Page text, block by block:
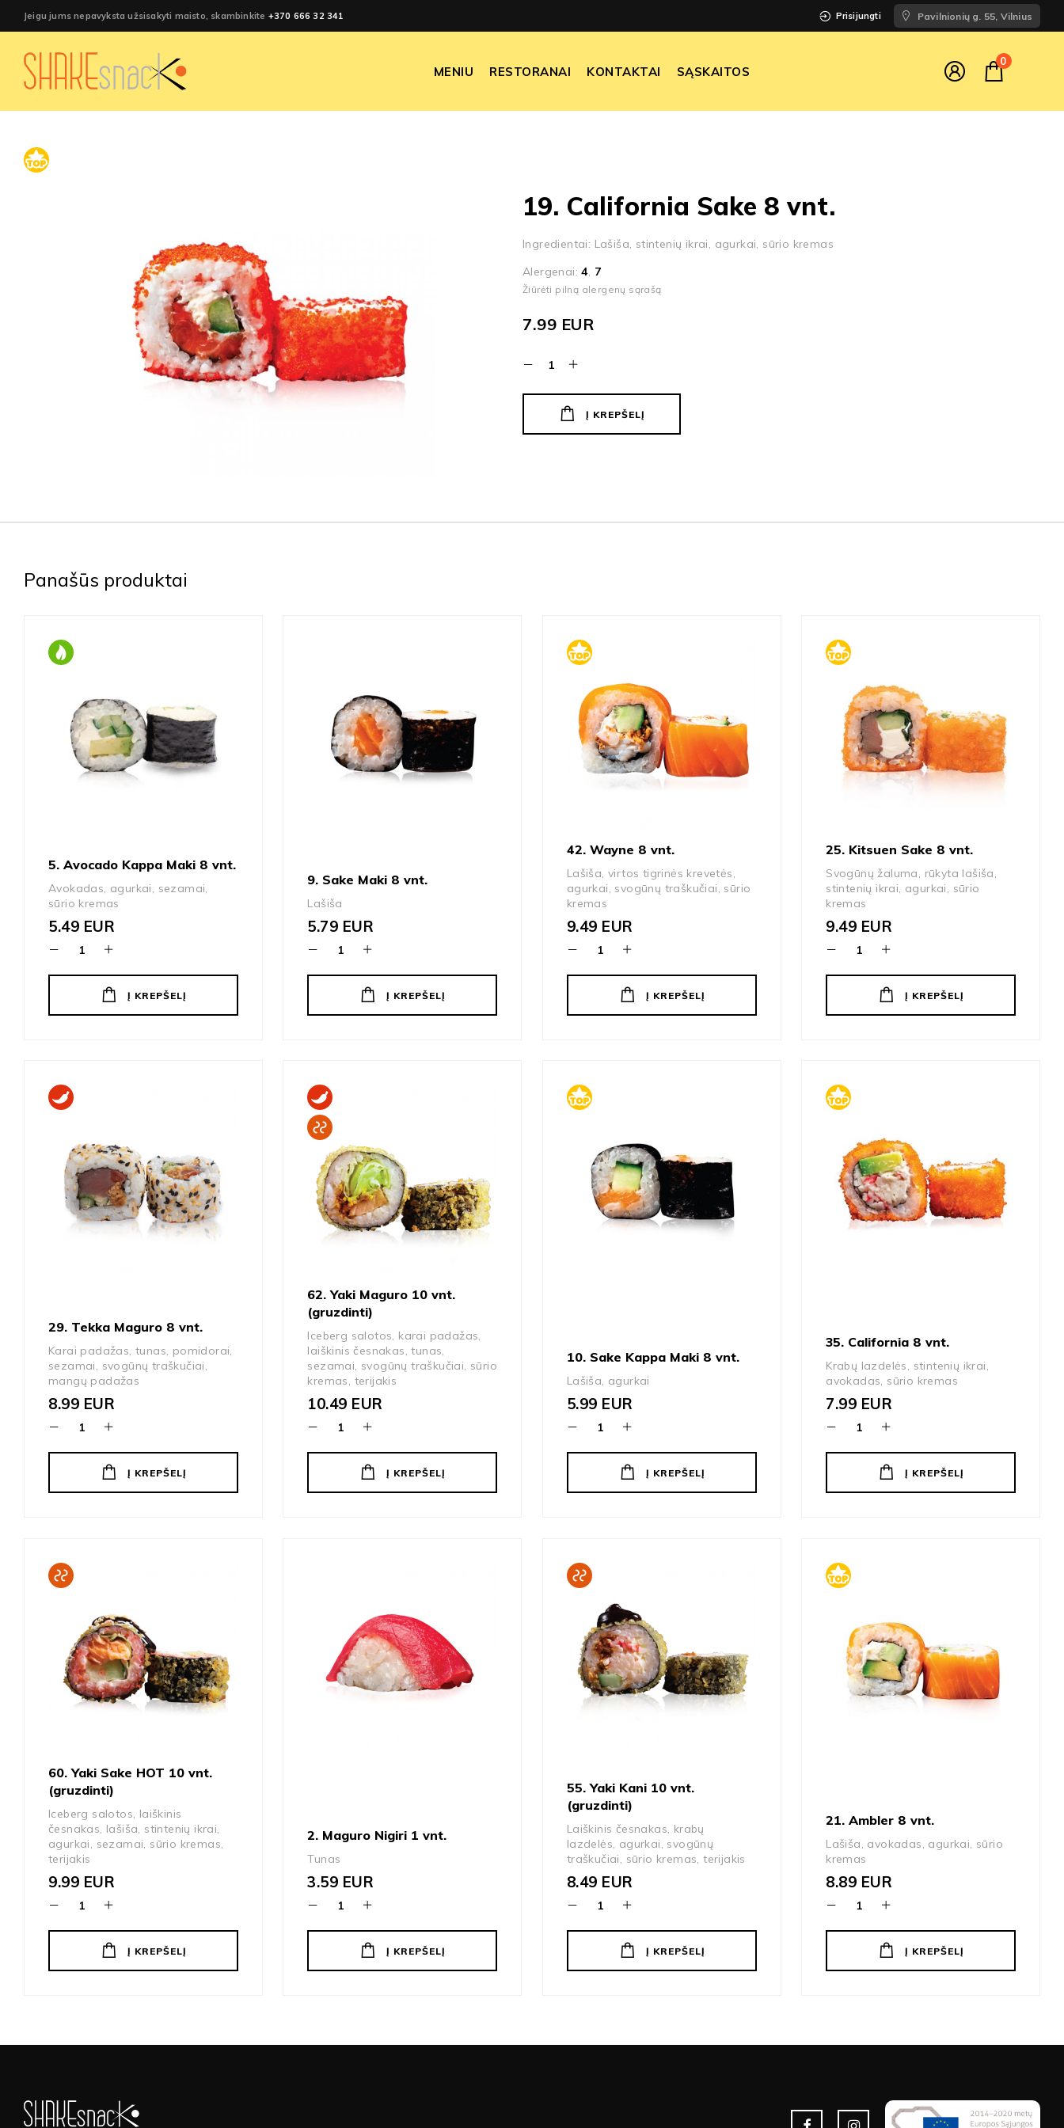
Jeigu jums nepavyksta užsisakyti maisto, skambinkite +370 666 32 341 Prisijungti Pavilnionių g. 55, Vilnius
MENIU RESTORANAI KONTAKTAI SĄSKAITOS
0
19. California Sake 8 vnt.
Ingredientai: Lašiša, stintenių ikrai, agurkai, sūrio kremas
Alergenai:4, 7
Žiūrėti pilną alergenų sąrašą
7.99 EUR
Į KREPŠELĮ
Panašūs produktai
5. Avocado Kappa Maki 8 vnt.
Avokadas, agurkai, sezamai,
sūrio kremas
5.49 EUR
Į KREPŠELĮ
9. Sake Maki 8 vnt.
Lašiša
5.79 EUR
Į KREPŠELĮ
42. Wayne 8 vnt.
Lašiša, virtos tigrinės krevetės,
agurkai, svogūnų traškučiai, sūrio
kremas
9.49 EUR
Į KREPŠELĮ
25. Kitsuen Sake 8 vnt.
Svogūnų žaluma, rūkyta lašiša,
stintenių ikrai, agurkai, sūrio
kremas
9.49 EUR
Į KREPŠELĮ
29. Tekka Maguro 8 vnt.
Karai padažas, tunas, pomidorai,
sezamai, svogūnų traškučiai,
mangų padažas
8.99 EUR
Į KREPŠELĮ
62. Yaki Maguro 10 vnt.
(gruzdinti)
Iceberg salotos, karai padažas,
laiškinis česnakas, tunas,
sezamai, svogūnų traškučiai, sūrio
kremas, terijakis
10.49 EUR
Į KREPŠELĮ
10. Sake Kappa Maki 8 vnt.
Lašiša, agurkai
5.99 EUR
Į KREPŠELĮ
35. California 8 vnt.
Krabų lazdelės, stintenių ikrai,
avokadas, sūrio kremas
7.99 EUR
Į KREPŠELĮ
60. Yaki Sake HOT 10 vnt.
(gruzdinti)
Iceberg salotos, laiškinis
česnakas, lašiša, stintenių ikrai,
agurkai, sezamai, sūrio kremas,
terijakis
9.99 EUR
Į KREPŠELĮ
2. Maguro Nigiri 1 vnt.
Tunas
3.59 EUR
Į KREPŠELĮ
55. Yaki Kani 10 vnt.
(gruzdinti)
Laiškinis česnakas, krabų
lazdelės, agurkai, svogūnų
traškučiai, sūrio kremas, terijakis
8.49 EUR
Į KREPŠELĮ
21. Ambler 8 vnt.
Lašiša, avokadas, agurkai, sūrio
kremas
8.89 EUR
Į KREPŠELĮ